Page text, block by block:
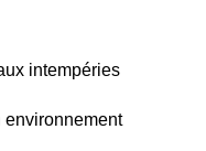
intempéries
environnement